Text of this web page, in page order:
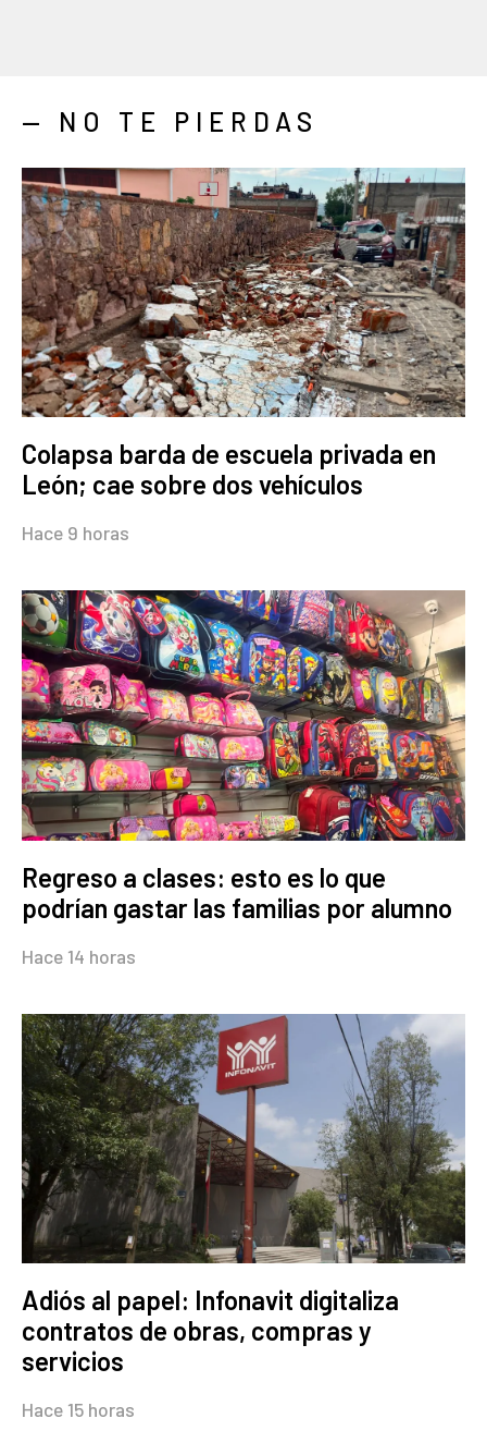
— NO TE PIERDAS
Colapsa barda de escuela privada en
León; cae sobre dos vehículos
Hace 9 horas
Regreso a clases: esto es lo que
podrían gastar las familias por alumno
Hace 14 horas
Adiós al papel: Infonavit digitaliza
contratos de obras, compras y
servicios
Hace 15 horas